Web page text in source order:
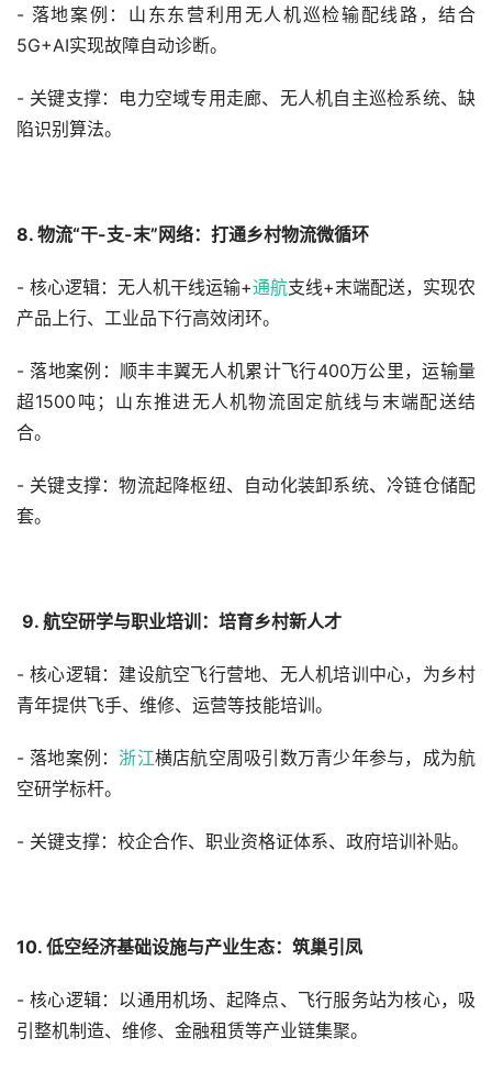
- 落地案例：山东东营利用无人机巡检输配线路，结合
5G+AI实现故障自动诊断。
- 关键支撑：电力空域专用走廊、无人机自主巡检系统、缺
陷识别算法。
8. 物流“干-支-末”网络：打通乡村物流微循环
- 核心逻辑：无人机干线运输+通航支线+末端配送，实现农
产品上行、工业品下行高效闭环。
- 落地案例：顺丰丰翼无人机累计飞行400万公里，运输量
超1500吨；山东推进无人机物流固定航线与末端配送结
合。
- 关键支撑：物流起降枢纽、自动化装卸系统、冷链仓储配
套。
9. 航空研学与职业培训：培育乡村新人才
- 核心逻辑：建设航空飞行营地、无人机培训中心，为乡村
青年提供飞手、维修、运营等技能培训。
- 落地案例： 浙江横店航空周吸引数万青少年参与，成为航
空研学标杆。
- 关键支撑：校企合作、职业资格证体系、政府培训补贴。
10. 低空经济基础设施与产业生态：筑巢引凤
- 核心逻辑：以通用机场、起降点、飞行服务站为核心，吸
引整机制造、维修、金融租赁等产业链集聚。